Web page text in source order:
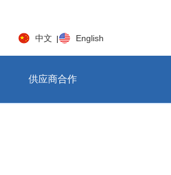
中文 | English
供应商合作